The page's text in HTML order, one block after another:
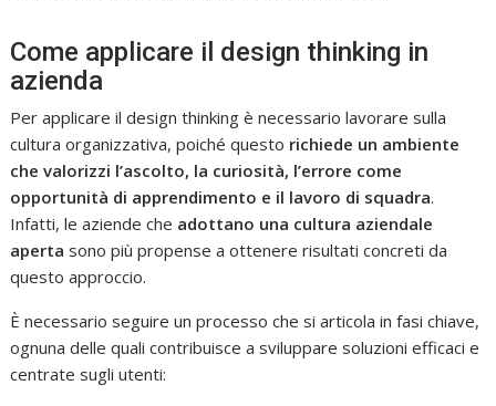
Come applicare il design thinking in
azienda
Per applicare il design thinking è necessario lavorare sulla
cultura organizzativa, poiché questo richiede un ambiente
che valorizzi l’ascolto, la curiosità, l’errore come
opportunità di apprendimento e il lavoro di squadra.
Infatti, le aziende che adottano una cultura aziendale
aperta sono più propense a ottenere risultati concreti da
questo approccio.
È necessario seguire un processo che si articola in fasi chiave,
ognuna delle quali contribuisce a sviluppare soluzioni efficaci e
centrate sugli utenti: